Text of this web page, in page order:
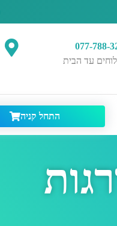
077-788-
עד הבית
התחל קניה